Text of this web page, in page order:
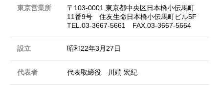
東京営業所
〒103-0001 東京都中央区日本橋小伝馬町
11番9号 住友生命日本橋小伝馬町ビル5F
TEL.03-3667-5661 FAX.03-3667-5664
設立 昭和22年3月27日
代表者 代表取締役 川端 宏紀